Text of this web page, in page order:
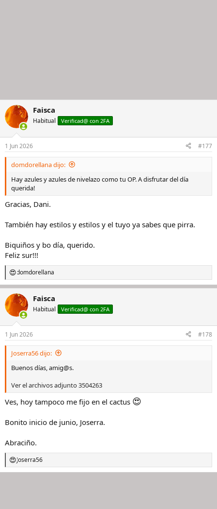
Faisca
Habitual Verificad@ con 2FA
1 Jun 2026 #177
domdorellana dijo:
Hay azules y azules de nivelazo como tu OP. A disfrutar del día
querida!
Gracias, Dani.
También hay estilos y estilos y el tuyo ya sabes que pirra.
Biquiños y bo día, querido.
Feliz sur!!!
R
e
c
c
i
e
s
domdorellana
Faisca
Habitual Verificad@ con 2FA
1 Jun 2026 #178
Joserra56 dijo:
Buenos días, amig@s.
Ver el archivos adjunto 3504263
Ves, hoy tampoco me fijo en el cactus 😍
Bonito inicio de junio, Joserra.
Abraciño.
R
e
Joserra56